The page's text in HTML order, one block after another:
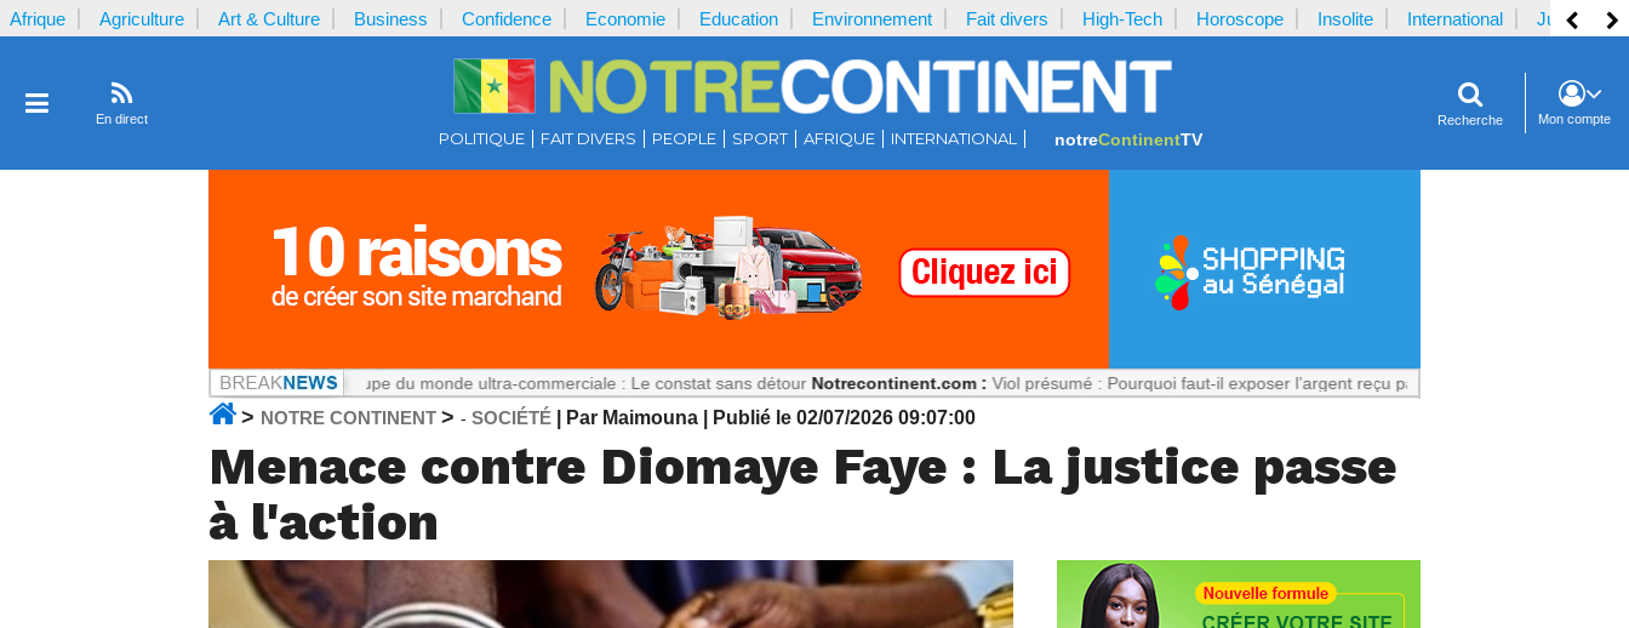
Afrique Agriculture Art & Culture Business Confidence Economie Education Environnement Fait divers High-Tech Horoscope Insolite International Justice
En direct
POLITIQUE FAIT DIVERS PEOPLE SPORT AFRIQUE INTERNATIONAL notreContinentTV
Recherche Mon compte
La Coupe du monde ultra-commerciale : Le constat sans détour Notrecontinent.com : Viol présumé : Pourquoi faut-il exposer l’argent reçu par la plaignante ?
> NOTRE CONTINENT > - SOCIÉTÉ | Par Maimouna | Publié le 02/07/2026 09:07:00
Menace contre Diomaye Faye : La justice passe
à l'action